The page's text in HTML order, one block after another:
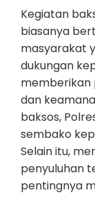
Kegiatan
biasanya
masyarakat
dukungan
memberikan
dan
baksos,
sembako
Selain itu,
penyuluhan
pentingnya